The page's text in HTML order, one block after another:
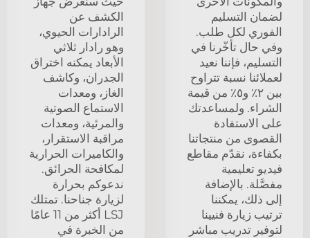
لضمان التسليم
الفوري لكل طلب.
وفي حال تأخّرنا في
التسليم، فإننا نعيد
لعملائنا نسبة تتراوح
بين ٢٪ و٥٪ من قيمة
الشراء. ولمساعدتك
على الاستفادة
القصوى من منتجاتنا
بكفاءة، نقدّم مقاطع
فيديو تعليمية
مفصَّلة. بالإضافة
إلى ذلك، يمكننا
ترتيب زيارة فنيينا
لتوفير تدريب مباشر
الكشف عن
الرادارات الحيوي،
وهو رادار ثلاثي
الأبعاد يمكنه اختراق
الجدران، وكاشف
الغاز، ومعدات
الاستماع الصوتية
والمرئية، ومعدات
مراقبة الاستقرار،
والكاميرات الحرارية
لمكافحة الحرائق.
ندعوكم بحرارة
لزيارة جناحنا. تمتلك
LSJ أكثر من 11 عامًا
من الخبرة في